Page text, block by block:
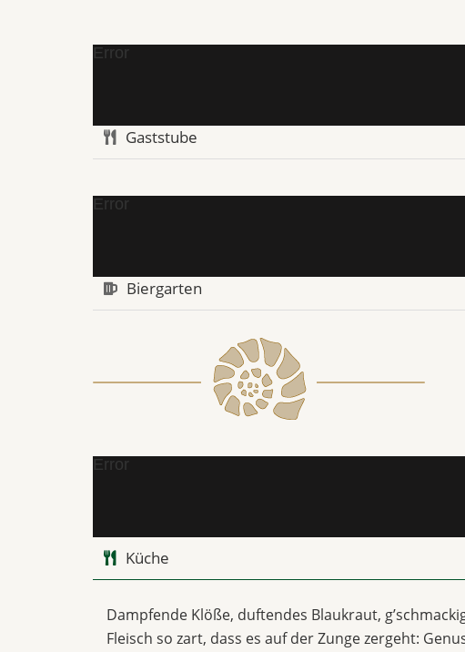
Error
Gaststube
Error
Biergarten
Error
Küche
Dampfende Klöße, duftendes Blaukraut,
Fleisch so zart, dass es auf der Zunge zergeht: